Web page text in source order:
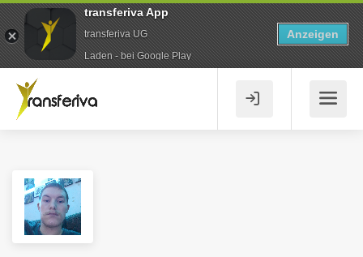
transferiva App
transferiva UG
Laden - bei Google Play
Anzeigen